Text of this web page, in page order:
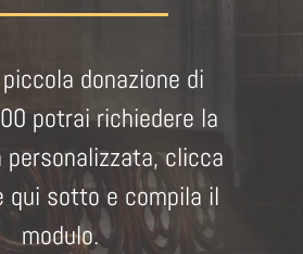
donazione di
potrai richiedere la
clicca
qui sotto e compila il
modulo.